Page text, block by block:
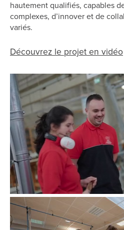
hautement qualifiés, capables
complexes, d’innover et de
variés.
Découvrez le projet en vidéo